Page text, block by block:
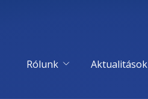
Rólunk Aktualitások